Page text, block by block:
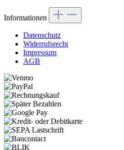
Informationen
Datenschutz
Widerrufsrecht
Impressum
AGB